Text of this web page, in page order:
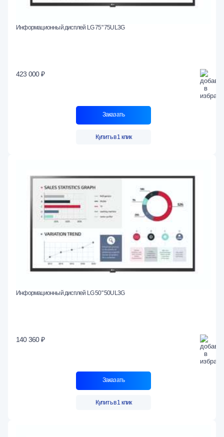
Информационный дисплей LG 75" 75UL3G
423 000 ₽
Заказать
Купить в 1 клик
Информационный дисплей LG 50" 50UL3G
140 360 ₽
Заказать
Купить в 1 клик